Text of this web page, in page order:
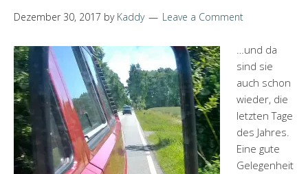
Dezember 30, 2017 by Kaddy Leave a Comment
…und da
sind sie
auch schon
wieder, die
letzten Tage
des Jahres.
Eine gute
Gelegenheit